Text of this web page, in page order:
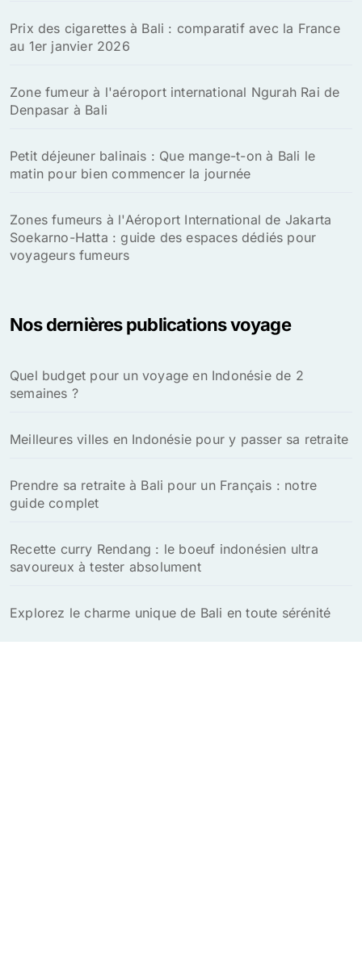
Prix des cigarettes à Bali : comparatif avec la France
au 1er janvier 2026
Zone fumeur à l'aéroport international Ngurah Rai de
Denpasar à Bali
Petit déjeuner balinais : Que mange-t-on à Bali le
matin pour bien commencer la journée
Zones fumeurs à l'Aéroport International de Jakarta
Soekarno-Hatta : guide des espaces dédiés pour
voyageurs fumeurs
Nos dernières publications voyage
Quel budget pour un voyage en Indonésie de 2
semaines ?
Meilleures villes en Indonésie pour y passer sa retraite
Prendre sa retraite à Bali pour un Français : notre
guide complet
Recette curry Rendang : le boeuf indonésien ultra
savoureux à tester absolument
Explorez le charme unique de Bali en toute sérénité